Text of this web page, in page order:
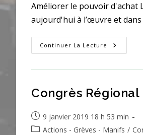
Améliorer le pouvoir d'achat
aujourd'hui à l’œuvre et
Continuer La Lecture Pouvoir
D’achat
Congrès
Publication
publiée :
9 janvier 2019 18 h 53 min
PostActions - Grèves - Manifs /